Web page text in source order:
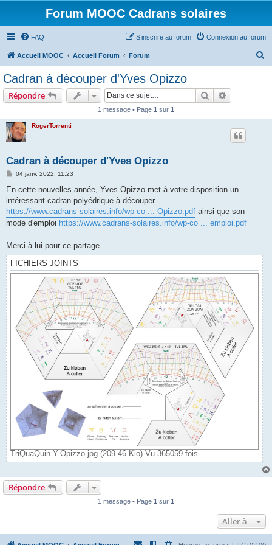
Forum MOOC Cadrans solaires
FAQ Connexion au forum
S’inscrire au forum
Accueil MOOC Accueil Forum Forum
Cadran à découper d'Yves Opizzo
Répondre Rechercher
1 message • Page 1 sur 1
RogerTorrenti
Cadran à découper d'Yves Opizzo
M
s
a
g
e
04 janv. 2022, 11:23
En cette nouvelles année, Yves Opizzo met à votre disposition un
intéressant cadran polyédrique à découper
https://www.cadrans-solaires.info/wp-co ... Opizzo.pdf ainsi que son
mode d'emploi https://www.cadrans-solaires.info/wp-co ... emploi.pdf
Merci à lui pour ce partage
FICHIERS JOINTS
TriQuaQuin-Y-Opizzo.jpg (209.46 Kio) Vu 365059 fois
Répondre
1 message • Page 1 sur 1
Aller à